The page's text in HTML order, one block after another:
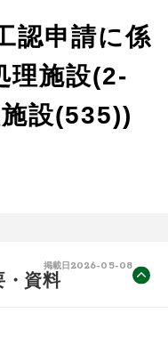
認申請に係
理施設(2-
設(535))
掲載日 2026-05-08
・資料